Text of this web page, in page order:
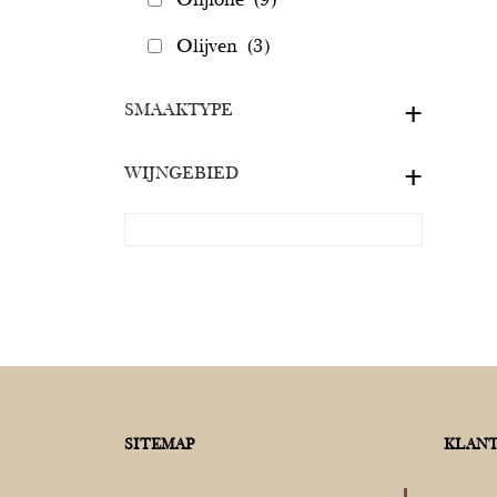
Olijven (3)
SMAAKTYPE +
WIJNGEBIED +
SITEMAP